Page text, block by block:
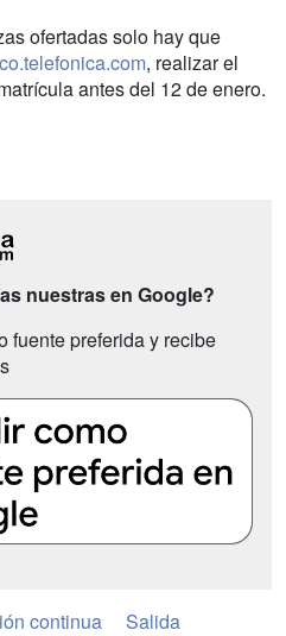
ofertadas solo hay que
, realizar el
antes del 12 de enero.
nuestras en Google?
fuente preferida y recibe
continua
Salida